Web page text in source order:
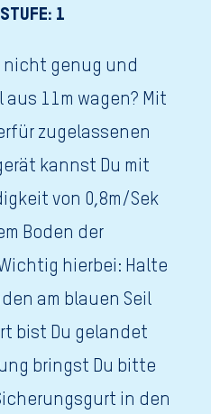
1
nicht genug und
11m wagen? Mit
zugelassenen
kannst Du mit
von 0,8m/Sek
Boden der
hierbei: Halte
am blauen Seil
bist Du gelandet
bringst Du bitte
in den